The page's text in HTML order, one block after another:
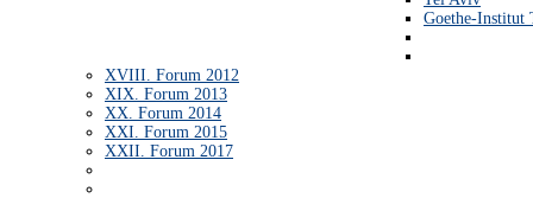
Goethe-Institut
XVIII. Forum 2012
XIX. Forum 2013
XX. Forum 2014
XXI. Forum 2015
XXII. Forum 2017